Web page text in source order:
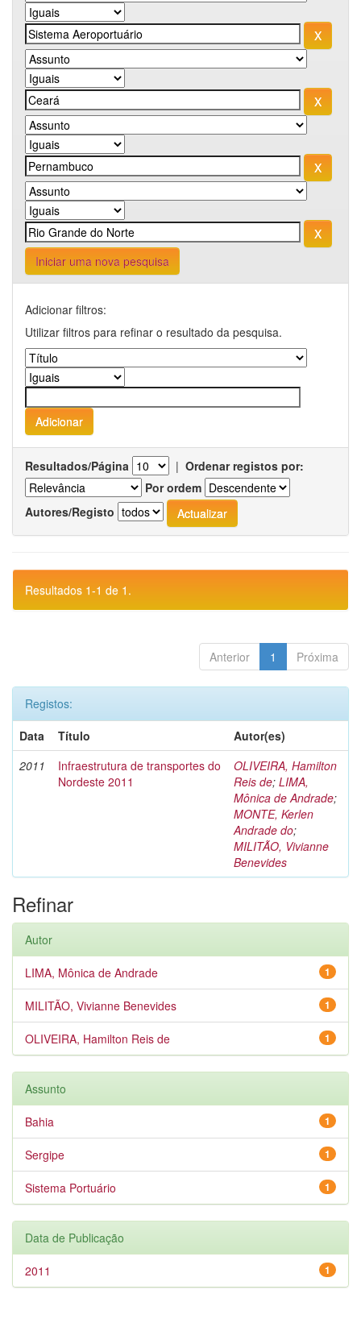
Iniciar uma nova pesquisa
Adicionar filtros:
Utilizar filtros para refinar o resultado da pesquisa.
Resultados/Página | Ordenar registos por:
Por ordem
Autores/Registo
Resultados 1-1 de 1.
Anterior 1 Próxima
Registos:
Data
Título
Autor(es)
2011
Infraestrutura de transportes do
Nordeste 2011
OLIVEIRA, Hamilton
Reis de; LIMA,
Mônica de Andrade;
MONTE, Kerlen
Andrade do;
MILITÃO, Vivianne
Benevides
Refinar
Autor
1
LIMA, Mônica de Andrade
1
MILITÃO, Vivianne Benevides
1
OLIVEIRA, Hamilton Reis de
Assunto
1
Bahia
1
Sergipe
1
Sistema Portuário
Data de Publicação
1
2011